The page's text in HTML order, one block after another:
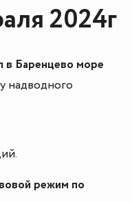
2024г
в Баренцево море
надводного
режим по